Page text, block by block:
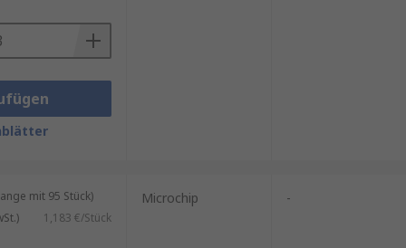
mit 95 Stück)
1,183 €/Stück
Microchip -